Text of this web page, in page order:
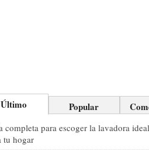
Último Popular
completa para escoger la lavadora ideal
tu hogar